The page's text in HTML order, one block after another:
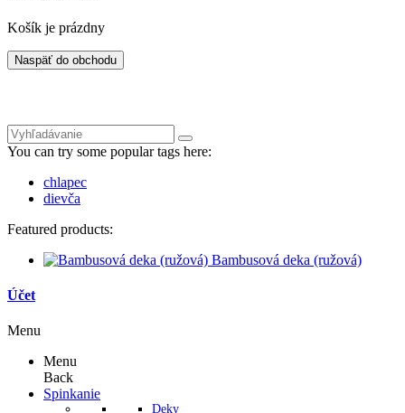
Košík je prázdny
Naspäť do obchodu
You can try some popular tags here:
chlapec
dievča
Featured products:
Bambusová deka (ružová)
Účet
Menu
Menu
Back
Spinkanie
Deky